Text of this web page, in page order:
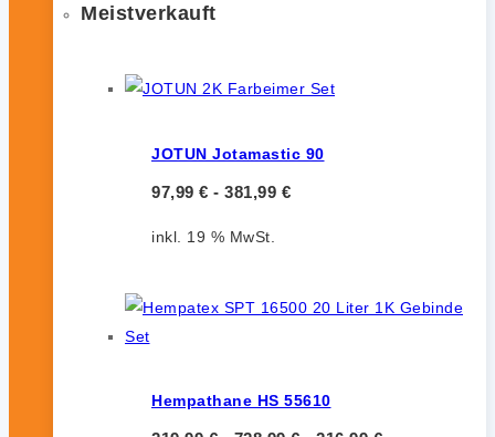
Meistverkauft
JOTUN Jotamastic 90
97,99 € - 381,99 €
inkl. 19 % MwSt.
Hempathane HS 55610